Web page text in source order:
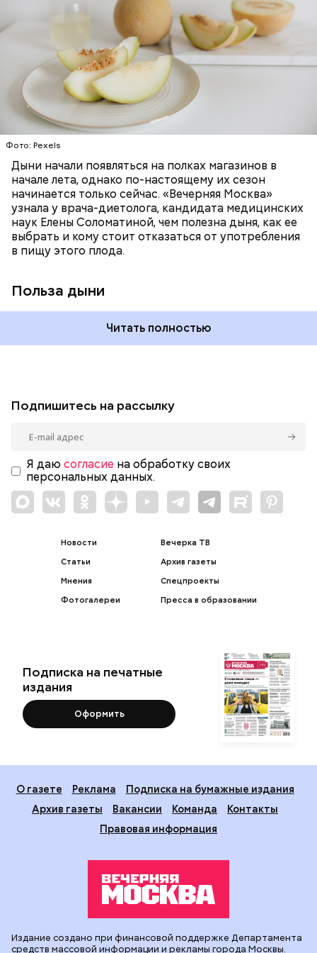
Фото: Pexels
Дыни начали появляться на полках магазинов в
начале лета, однако по-настоящему их сезон
начинается только сейчас. «Вечерняя Москва»
узнала у врача-диетолога, кандидата медицинских
наук Елены Соломатиной, чем полезна дыня, как ее
выбрать и кому стоит отказаться от употребления
в пищу этого плода.
Польза дыни
жидкости, поэтому организму не нужно тратить
много энергии, чтобы ее усвоить, рассказала
доктор. Кроме того, этот плод богат витаминами и
минералами. Так, в дыне содержатся:
бета-каротин (провитамин А) — отвечает за
поддержание иммунитета, зрения и
необходим для обновления кожи. Дыня
«делает пилинг изнутри», обновляет
слизистые оболочки органов. А еще именно
бета-каротин обеспечивает дыне желтый
лютеин и зеаксантин — эти каротиноиды
отлично поддерживают наше зрение;
калий — оказывает мочегонное действие,
поддерживает сердечно-сосудистую
систему и предотвращает скачки давления;
магний — помогает калию и не дает сосудам
спазмироваться.
Читать полностью
ЗДОРОВЬЕ
ПРАВИЛЬНОЕ ПИТАНИЕ
ОВОЩИ
ЛЕТО ФРУКТЫ
Подпишитесь на рассылку
Я даю согласие на обработку своих
персональных данных.
Новости
Статьи
Мнения
Фотогалереи
Вечерка ТВ
Архив газеты
Спецпроекты
Пресса в образовании
Подписка на печатные
издания
Оформить
О газете Реклама
Подписка на бумажные издания
Архив газеты
Вакансии Команда
Контакты
Правовая информация
Издание создано при финансовой поддержке Департамента
средств массовой информации и рекламы города Москвы.